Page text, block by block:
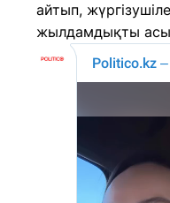
айтып,
жылдамдықты